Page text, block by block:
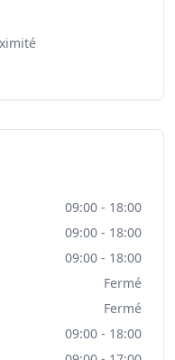
09:00 - 18:00
09:00 - 18:00
09:00 - 18:00
Fermé
Fermé
09:00 - 18:00